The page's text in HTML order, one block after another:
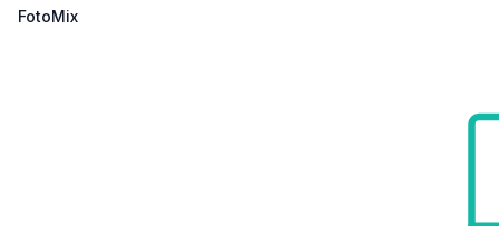
FotoMix